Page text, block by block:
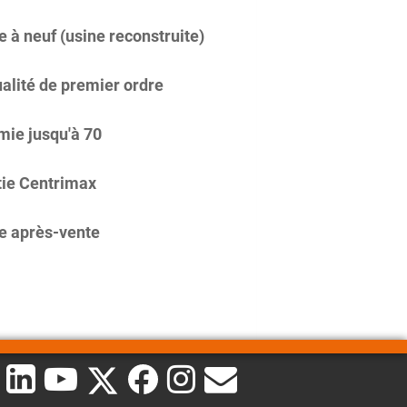
à neuf (usine reconstruite)
de premier ordre
jusqu'à 70
Centrimax
après-vente